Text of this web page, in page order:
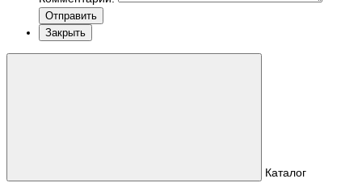
Отправить
Закрыть
Каталог